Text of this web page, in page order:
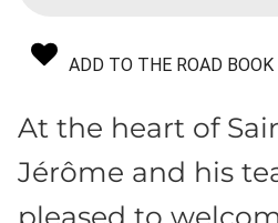
ADD TO THE ROAD BOOK
At the heart of
Jérôme and his
pleased to